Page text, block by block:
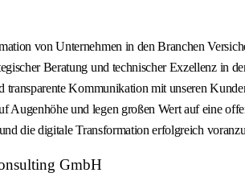
von Unternehmen in den Branchen
Beratung und technischer Exzellenz in
Kommunikation mit unseren
und legen großen Wert auf eine
die digitale Transformation erfolgreich
GmbH